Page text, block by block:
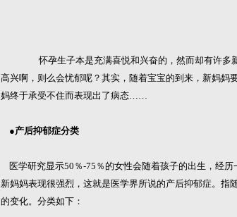
怀孕生子本是充满喜悦和兴奋的，然而却有许多
高兴啊，则么会忧郁呢？其实，随着宝宝的到来，新妈妈
妈终于承受不住而表现出了病态……
●产后抑郁症分类
医学研究显示50％-75％的女性会随着孩子的出生，经
新妈妈表现很强烈，这就是医学界所说的产后抑郁症。
的变化。分类如下：